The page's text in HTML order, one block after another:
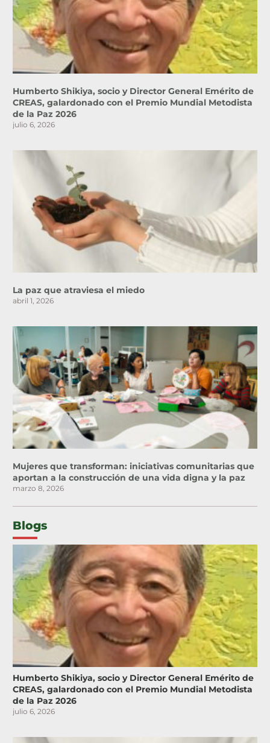
Humberto Shikiya, socio y Director General Emérito de
CREAS, galardonado con el Premio Mundial Metodista
de la Paz 2026
julio 6, 2026
La paz que atraviesa el miedo
abril 1, 2026
Mujeres que transforman: iniciativas comunitarias que
aportan a la construcción de una vida digna y la paz
marzo 8, 2026
Blogs
Humberto Shikiya, socio y Director General Emérito de
CREAS, galardonado con el Premio Mundial Metodista
de la Paz 2026
julio 6, 2026